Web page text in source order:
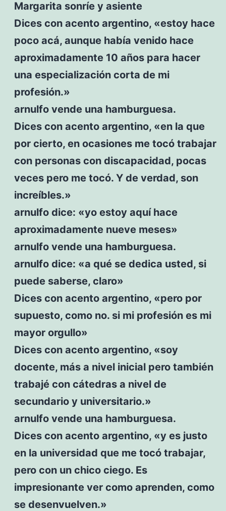
Margarita sonríe y asiente
Dices con acento argentino, «estoy hace
poco acá, aunque había venido hace
aproximadamente 10 años para hacer
una especialización corta de mi
profesión.»
arnulfo vende una hamburguesa.
Dices con acento argentino, «en la que
por cierto, en ocasiones me tocó trabajar
con personas con discapacidad, pocas
veces pero me tocó. Y de verdad, son
increíbles.»
arnulfo dice: «yo estoy aquí hace
aproximadamente nueve meses»
arnulfo vende una hamburguesa.
arnulfo dice: «a qué se dedica usted, si
puede saberse, claro»
Dices con acento argentino, «pero por
supuesto, como no. si mi profesión es mi
mayor orgullo»
Dices con acento argentino, «soy
docente, más a nivel inicial pero también
trabajé con cátedras a nivel de
secundario y universitario.»
arnulfo vende una hamburguesa.
Dices con acento argentino, «y es justo
en la universidad que me tocó trabajar,
pero con un chico ciego. Es
impresionante ver como aprenden, como
se desenvuelven.»